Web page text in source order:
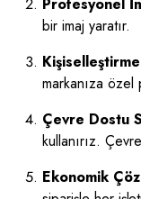
bir imaj yaratır.
markanıza
Çevre Dostu
kullanırız.
Ekonomik